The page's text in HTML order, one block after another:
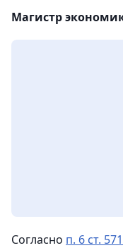
Магистр
Согласно п. 6 ст. 571